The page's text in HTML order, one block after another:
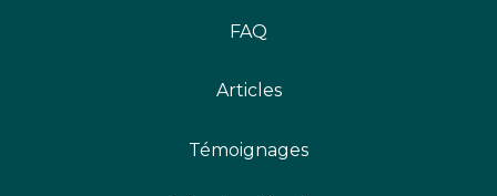
FAQ
Articles
Témoignages